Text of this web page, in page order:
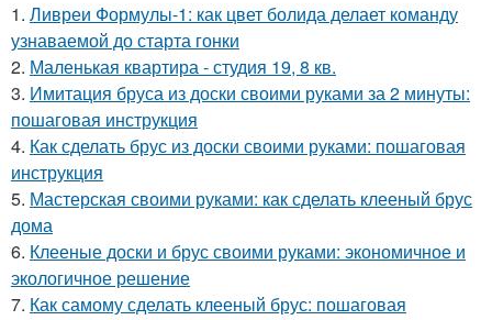
1. Ливреи Формулы-1: как цвет болида делает команду
узнаваемой до старта гонки
2. Маленькая квартира - студия 19, 8 кв.
3. Имитация бруса из доски своими руками за 2 минуты:
пошаговая инструкция
4. Как сделать брус из доски своими руками: пошаговая
инструкция
5. Мастерская своими руками: как сделать клееный брус
дома
6. Клееные доски и брус своими руками: экономичное и
экологичное решение
7. Как самому сделать клееный брус: пошаговая